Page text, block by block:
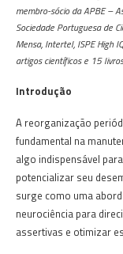
membro-sócio da APBE –
Sociedade Portuguesa de
Mensa, Intertel, ISPE High
artigos científicos e 15
Introdução
A reorganização
fundamental na
algo indispensável
potencializar seu
surge como uma
neurociência para
assertivas e otimizar